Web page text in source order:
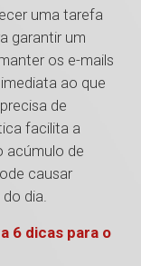
uma tarefa
garantir um
os e-mails
ao que
de
facilita a
acúmulo de
causar
dia.
6 dicas para o